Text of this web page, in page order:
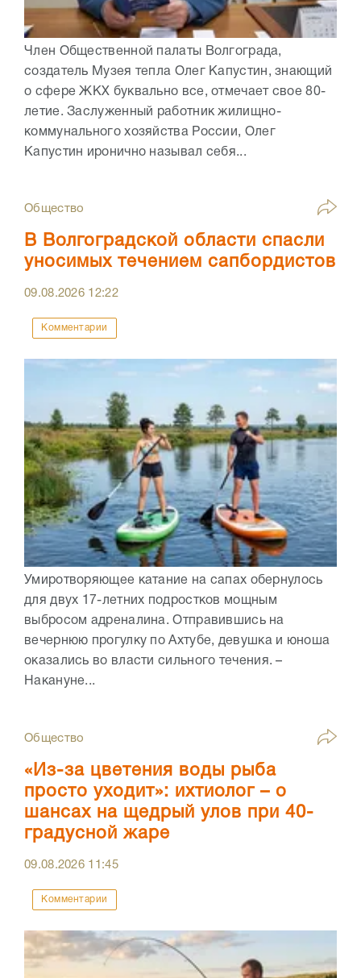
Член Общественной палаты Волгограда,
создатель Музея тепла Олег Капустин, знающий
о сфере ЖКХ буквально все, отмечает свое 80-
летие. Заслуженный работник жилищно-
коммунального хозяйства России, Олег
Капустин иронично называл себя...
Общество
В Волгоградской области спасли
уносимых течением сапбордистов
09.08.2026 12:22
Комментарии
Умиротворяющее катание на сапах обернулось
для двух 17-летних подростков мощным
выбросом адреналина. Отправившись на
вечернюю прогулку по Ахтубе, девушка и юноша
оказались во власти сильного течения. –
Накануне...
Общество
«Из-за цветения воды рыба
просто уходит»: ихтиолог – о
шансах на щедрый улов при 40-
градусной жаре
09.08.2026 11:45
Комментарии